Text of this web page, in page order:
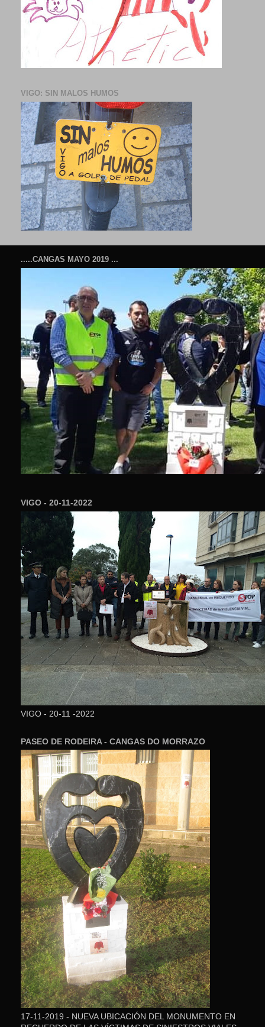
VIGO: SIN MALOS HUMOS
.....CANGAS MAYO 2019 ...
VIGO - 20-11-2022
VIGO - 20-11 -2022
PASEO DE RODEIRA - CANGAS DO MORRAZO
17-11-2019 - NUEVA UBICACIÓN DEL MONUMENTO EN